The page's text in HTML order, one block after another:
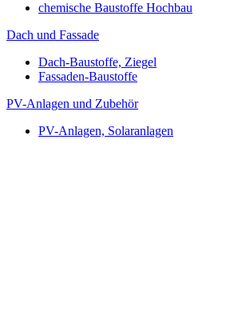
chemische Baustoffe Hochbau
Dach und Fassade
Dach-Baustoffe, Ziegel
Fassaden-Baustoffe
PV-Anlagen und Zubehör
PV-Anlagen, Solaranlagen